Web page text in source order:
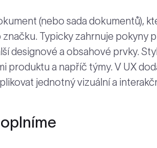
(nebo sada dokumentů),
Typicky zahrnuje pokyny
designové a obsahové prvky.
produktu a napříč týmy. V UX
jednotný vizuální a